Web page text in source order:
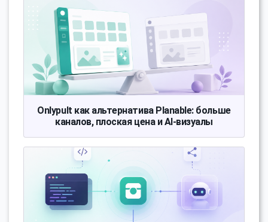
Onlypult как альтернатива Planable: больше
каналов, плоская цена и AI-визуалы